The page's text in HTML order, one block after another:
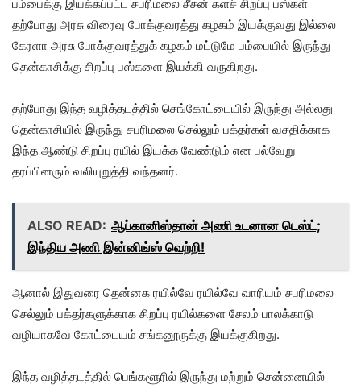
பம்பைக்கு இயக்கப்பட்ட சபரிமலை சீசன் களச் சிறப்பு பஸ்கள்
தற்போது அரசு விரைவு போக்குவரத்து கழகம் இயக்குவது இல்லை
கேரளா அரசு போக்குவரத்துக் கழகம் மட்டுமே பம்பையில் இருந்து
தென்காசிக்கு சிறப்பு பஸ்களை இயக்கி வருகிறது.
தற்போது இந்த வழித்தடத்தில் செங்கோட்டையில் இருந்து அல்லது
தென்காசியில் இருந்து சபரிமலை செல்லும் பக்தர்கள் வசதிக்காக
இந்த ஆண்டு சிறப்பு ரயில் இயக்க வேண்டும் என பல்வேறு
தரப்பினரும் வலியுறுத்தி வந்தனர்.
ALSO READ: ஆப்கானிஸ்தான் அணி உடனான டெஸ்ட்;
இந்திய அணி இன்னிங்ஸ் வெற்றி!
ஆனால் இதுவரை தென்னக ரயில்வே ரயில்வே வாரியம் சபரிமலை
செல்லும் பக்தர்களுக்காக சிறப்பு ரயில்களை சேலம் பாலக்காடு
வழியாகவே கோட்டையம் சங்கனூருக்கு இயக்குகிறது.
இந்த வழித்தடத்தில் பெங்களூரில் இருந்து மற்றும் சென்னையில்